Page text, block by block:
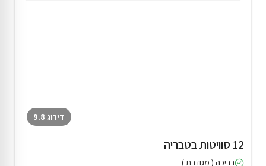
דירוג 9.8
12 סוויטות בטבריה
בריכה ( מגודרת )